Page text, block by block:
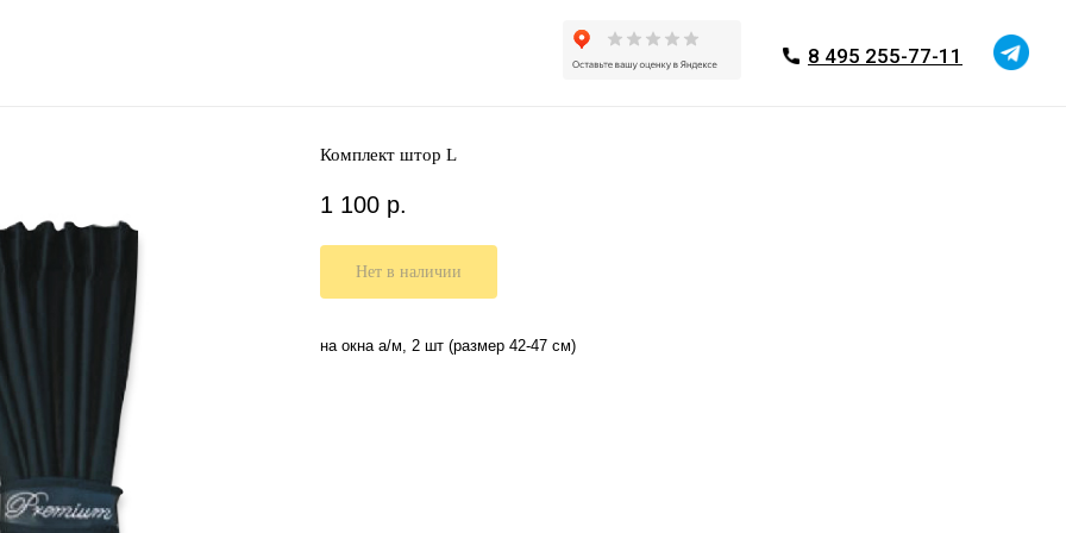
8 495 255-77-11
Комплект штор L
1 100 р.
Нет в наличии
на окна а/м, 2 шт (размер 42-47 см)